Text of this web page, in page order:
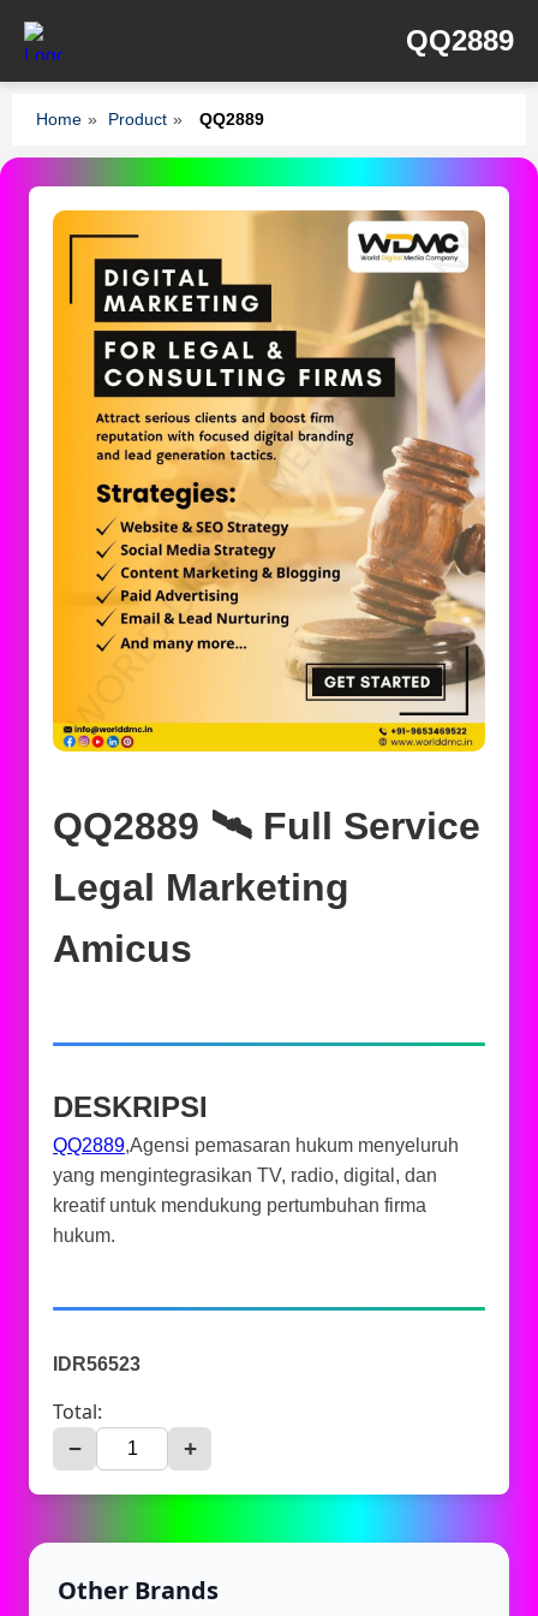
QQ2889
Home » Product » QQ2889
QQ2889 🛰️‍ Full Service
Legal Marketing
Amicus
DESKRIPSI
QQ2889,Agensi pemasaran hukum menyeluruh
yang mengintegrasikan TV, radio, digital, dan
kreatif untuk mendukung pertumbuhan firma
hukum.
IDR56523
Total:
− +
Other Brands